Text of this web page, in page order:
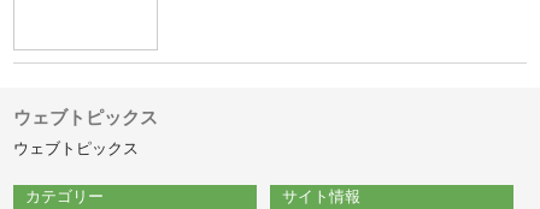
ウェブトピックス
ウェブトピックス
カテゴリー サイト情報